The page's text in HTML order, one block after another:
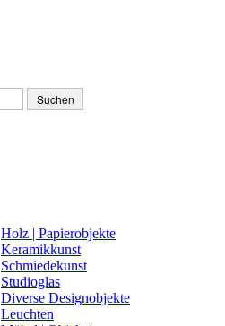
Holz | Papierobjekte
Keramikkunst
Schmiedekunst
Studioglas
Diverse Designobjekte
Leuchten